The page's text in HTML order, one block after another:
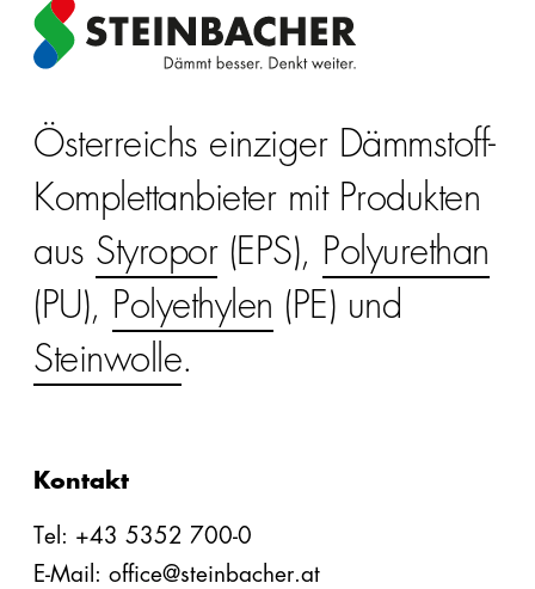
Österreichs einziger Dämmstoff-
Komplettanbieter mit Produkten
aus Styropor(EPS), Polyurethan
(PU), Polyethylen (PE) und
Steinwolle.
Kontakt
Tel: +43 5352 700-0
E-Mail: office@steinbacher.at